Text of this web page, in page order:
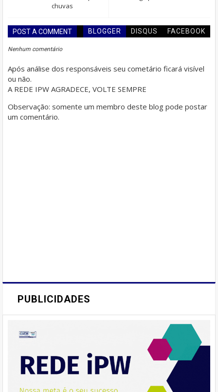
chuvas
POST A COMMENT BLOGGER DISQUS FACEBOOK
Nenhum comentário
Após análise dos responsáveis seu cometário ficará visível
ou não.
A REDE IPW AGRADECE, VOLTE SEMPRE
Observação: somente um membro deste blog pode postar
um comentário.
PUBLICIDADES